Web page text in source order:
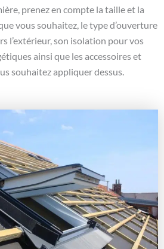
prenez en compte la taille et la
vous souhaitez, le type d’ouverture
l’extérieur, son isolation pour vos
ainsi que les accessoires et
souhaitez appliquer dessus.